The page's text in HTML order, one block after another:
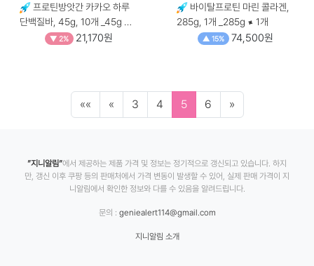
프로틴방앗간 카카오 하루
단백질바, 45g, 10개 _45g ×
▼ 2% 21,170원
바이탈프로틴 마린 콜라겐,
285g, 1개 _285g × 1개
▲ 15% 74,500원
«« « 3 4 5 6 »
”지니알림”에서 제공하는 제품 가격 및 정보는 정기적으로 갱신되고 있습니다. 하지
만, 갱신 이후 쿠팡 등의 판매처에서 가격 변동이 발생할 수 있어, 실제 판매 가격이 지
니알림에서 확인한 정보와 다를 수 있음을 알려드립니다.
문의 : geniealert114@gmail.com
지니알림 소개